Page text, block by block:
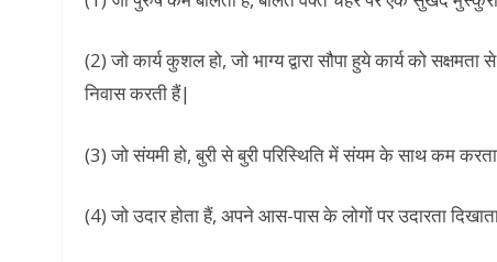
(2) जो कार्य कुशल हो, जो भाग्य द्वारा सौपा हुये कार्य को
निवास करती हैं|
(3) जो संयमी हो, बुरी से बुरी परिस्थिति में संयम के साथ कम
(4) जो उदार होता हैं, अपने आस-पास के लोगों पर उदारता